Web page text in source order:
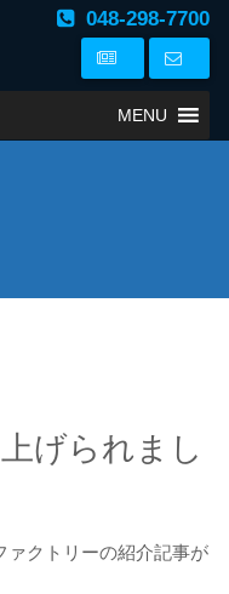
048-298-7700
MENU
げられまし
ァクトリーの紹介記事が